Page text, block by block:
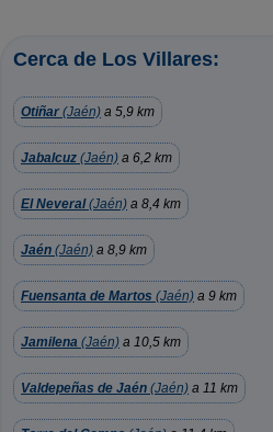
Cerca de Los Villares:
Otiñar (Jaén) a 5,9 km
Jabalcuz (Jaén) a 6,2 km
El Neveral(Jaén) a 8,4 km
Jaén (Jaén) a 8,9 km
Fuensanta de Martos (Jaén) a 9 km
Jamilena (Jaén) a 10,5 km
Valdepeñas de Jaén (Jaén) a 11 km